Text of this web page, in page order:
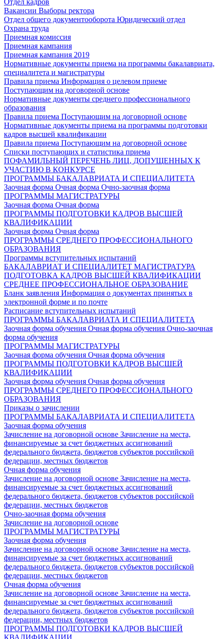
Вакансии Выборы ректора
Отдел общего документооборота Юридический отдел
Охрана труда
Приемная комиссия
Приемная кампания
Приемная кампания 2019
Нормативные документы приема на программы бакалавриата,
специалитета и магистратуры
Правила приема Информация о целевом приеме
Поступающим на договорной основе
Нормативные документы среднего профессионального
образования
Правила приема Поступающим на договорной основе
Нормативные документы приема на программы подготовки
кадров высшей квалификации
Правила приема Поступающим на договорной основе
Списки поступающих и статистика приема
ПОФАМИЛЬНЫЙ ПЕРЕЧЕНЬ ЛИЦ, ДОПУЩЕННЫХ К
УЧАСТИЮ В КОНКУРСЕ
ПРОГРАММЫ БАКАЛАВРИАТА И СПЕЦИАЛИТЕТА
Заочная форма Очная форма Очно-заочная форма
ПРОГРАММЫ МАГИСТРАТУРЫ
Заочная форма Очная форма
ПРОГРАММЫ ПОДГОТОВКИ КАДРОВ ВЫСШЕЙ
КВАЛИФИКАЦИИ
Заочная форма Очная форма
ПРОГРАММЫ СРЕДНЕГО ПРОФЕССИОНАЛЬНОГО
ОБРАЗОВАНИЯ
Программы вступительных испытаний
БАКАЛАВРИАТ И СПЕЦИАЛИТЕТ МАГИСТРАТУРА
ПОДГОТОВКА КАДРОВ ВЫСШЕЙ КВАЛИФИКАЦИИ
СРЕДНЕЕ ПРОФЕССИОНАЛЬНОЕ ОБРАЗОВАНИЕ
Бланк заявления Информация о документах принятых в
электронной форме и по почте
Расписание вступительных испытаний
ПРОГРАММЫ БАКАЛАВРИАТА И СПЕЦИАЛИТЕТА
Заочная форма обучения Очная форма обучения Очно-заочная
форма обучения
ПРОГРАММЫ МАГИСТРАТУРЫ
Заочная форма обучения Очная форма обучения
ПРОГРАММЫ ПОДГОТОВКИ КАДРОВ ВЫСШЕЙ
КВАЛИФИКАЦИИ
Заочная форма обучения Очная форма обучения
ПРОГРАММЫ СРЕДНЕГО ПРОФЕССИОНАЛЬНОГО
ОБРАЗОВАНИЯ
Приказы о зачислении
ПРОГРАММЫ БАКАЛАВРИАТА И СПЕЦИАЛИТЕТА
Заочная форма обучения
Зачисление на договорной основе Зачисление на места,
финансируемые за счет бюджетных ассигнований
федерального бюджета, бюджетов субъектов российской
федерации, местных бюджетов
Очная форма обучения
Зачисление на договорной основе Зачисление на места,
финансируемые за счет бюджетных ассигнований
федерального бюджета, бюджетов субъектов российской
федерации, местных бюджетов
Очно-заочная форма обучения
Зачисление на договорной основе
ПРОГРАММЫ МАГИСТРАТУРЫ
Заочная форма обучения
Зачисление на договорной основе Зачисление на места,
финансируемые за счет бюджетных ассигнований
федерального бюджета, бюджетов субъектов российской
федерации, местных бюджетов
Очная форма обучения
Зачисление на договорной основе Зачисление на места,
финансируемые за счет бюджетных ассигнований
федерального бюджета, бюджетов субъектов российской
федерации, местных бюджетов
ПРОГРАММЫ ПОДГОТОВКИ КАДРОВ ВЫСШЕЙ
КВАЛИФИКАЦИИ